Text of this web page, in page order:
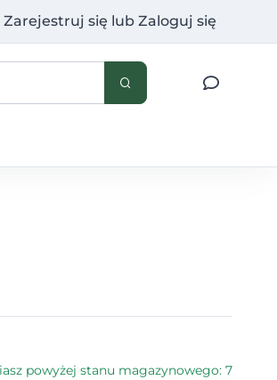
Zarejestruj się lubZaloguj się
powyżej stanu magazynowego: 7